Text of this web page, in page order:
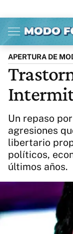
Inicio
Política
Ciencia
Cultura
Internacional
CARAS
Videos
Business
Exitoina
Diario del Juicio
Actualidad
APERTURA DE
Un repaso
agresiones
libertario
políticos,
últimos años.